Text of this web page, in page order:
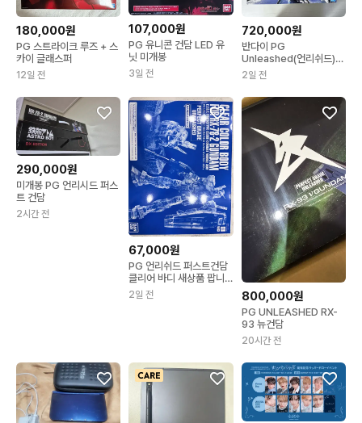
180,000원
PG 스트라이크 루즈 + 스
카이 글래스퍼
12일 전
107,000원
PG 유니콘 건담 LED 유
닛 미개봉
3일 전
720,000원
반다이 PG
Unleashed(언리쉬드)
뉴건담
2일 전
290,000원
미개봉 PG 언리시드 퍼스
트 건담
2시간 전
67,000원
PG 언리쉬드 퍼스트건담
클리어 바디 새상품 팝니
다.
2일 전 800,000원
PG UNLEASHED RX-
93 뉴건담
20시간 전